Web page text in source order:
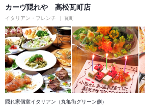
カーヴ隠れや 高松瓦町店
イタリアン・フレンチ 瓦町
隠れ家個室イタリアン（丸亀街グリーン側）